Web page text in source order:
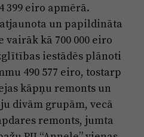
399 eiro apmērā.
un papildināta
kā 700 000 eiro
iestādēs plānoti
490 577 eiro, tostarp
kāpņu remonts un
divām grupām, vecā
remonts, jumta